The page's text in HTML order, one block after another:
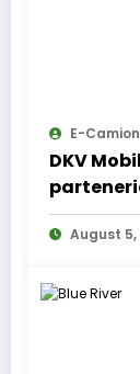
E-
DKV
August 5,